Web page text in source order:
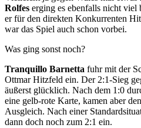
Rolfes erging es ebenfalls nicht viel
er für den direkten Konkurrenten
war das Spiel auch schon vorbei.
Was ging sonst noch?
Tranquillo Barnetta fuhr mit der
Ottmar Hitzfeld ein. Der 2:1-Sieg
äußerst glücklich. Nach dem 1:0
eine gelb-rote Karte, kamen aber
Ausgleich. Nach einer
dann doch noch zum 2:1 ein.